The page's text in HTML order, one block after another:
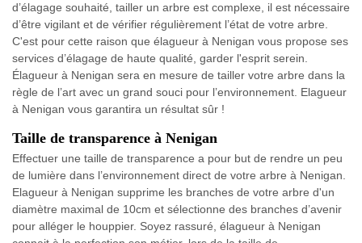
d’élagage souhaité, tailler un arbre est complexe, il est nécessaire
d’être vigilant et de vérifier régulièrement l’état de votre arbre.
C'est pour cette raison que élagueur à Nenigan vous propose ses
services d’élagage de haute qualité, garder l'esprit serein.
Élagueur à Nenigan sera en mesure de tailler votre arbre dans la
règle de l’art avec un grand souci pour l’environnement. Elagueur
à Nenigan vous garantira un résultat sûr !
Taille de transparence à Nenigan
Effectuer une taille de transparence a pour but de rendre un peu
de lumière dans l’environnement direct de votre arbre à Nenigan.
Elagueur à Nenigan supprime les branches de votre arbre d'un
diamètre maximal de 10cm et sélectionne des branches d’avenir
pour alléger le houppier. Soyez rassuré, élagueur à Nenigan